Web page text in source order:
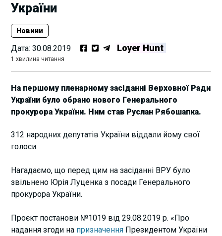
України
Новини
Дата:30.08.2019 Loyer Hunt
1 хвилина читання
На першому пленарному засіданні Верховної Ради
України було обрано нового Генерального
прокурора України. Ним став Руслан Рябошапка.
312 народних депутатів України віддали йому свої
голоси.
Нагадаємо, що перед цим на засіданні ВРУ було
звільнено Юрія Луценка з посади Генерального
прокурора України.
Проєкт постанови №1019 від 29.08.2019 р. «Про
надання згоди на призначення Президентом України